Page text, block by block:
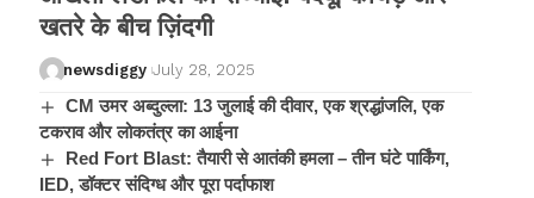
खतरे के बीच ज़िंदगी
newsdiggy July 28, 2025
CM उमर अब्दुल्ला: 13 जुलाई की दीवार, एक श्रद्धांजलि, एक
टकराव और लोकतंत्र का आईना
Red Fort Blast: तैयारी से आतंकी हमला – तीन घंटे पार्किंग,
IED, डॉक्टर संदिग्ध और पूरा पर्दाफाश